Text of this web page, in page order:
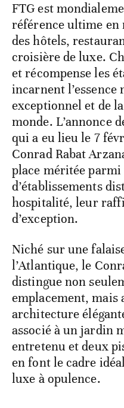
FTG est
référence ultime en
des hôtels,
croisière de luxe.
et récompense les
incarnent l’essence
exceptionnel et de
monde. L’annonce
qui a eu lieu le 7
Conrad Rabat
place méritée
d’établissements
hospitalité, leur
d’exception.
Niché sur une
l’Atlantique, le
distingue non
emplacement, mais
architecture
associé à un jardin
entretenu et deux
en font le cadre
luxe à opulence.